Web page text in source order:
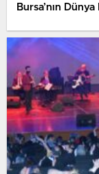
Bursa’nın